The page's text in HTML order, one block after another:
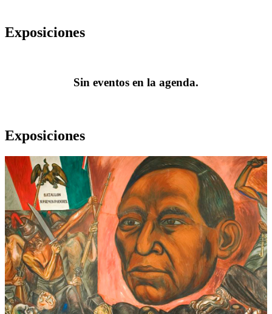
Exposiciones
Sin eventos en la agenda.
Exposiciones